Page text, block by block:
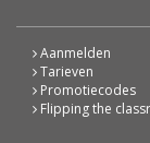
Aanmelden
Tarieven
Promotiecodes
Flipping the